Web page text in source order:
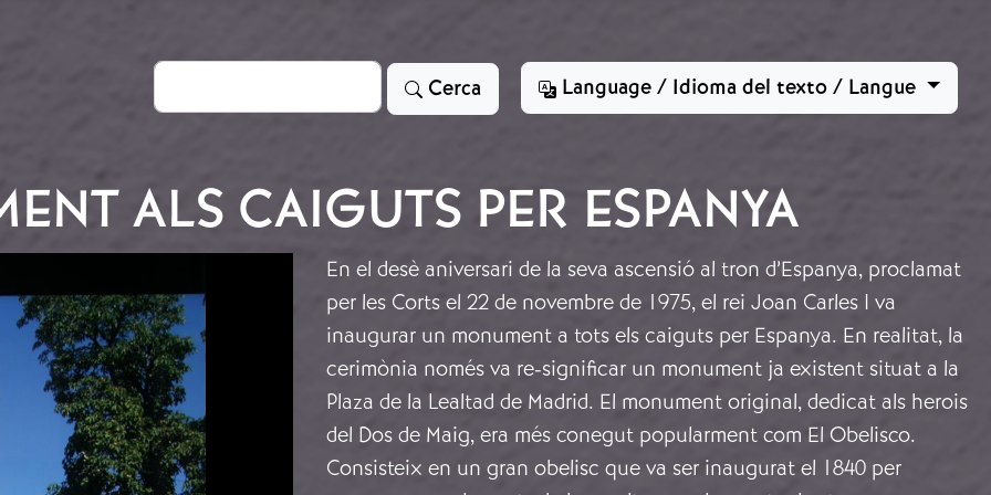
Cerca Cerca Language / Idioma del texto / Langue
ALS CAIGUTS PER ESPANYA
En el desè aniversari de la seva ascensió al tron d’Espanya, proclamat
per les Corts el 22 de novembre de 1975, el rei Joan Carles I va
inaugurar un monument a tots els caiguts per Espanya. En realitat, la
cerimònia només va re-significar un monument ja existent situat a la
Plaza de la Lealtad de Madrid. El monument original, dedicat als herois
del Dos de Maig, era més conegut popularment com El Obelisco.
Consisteix en un gran obelisc que va ser inaugurat el 1840 per